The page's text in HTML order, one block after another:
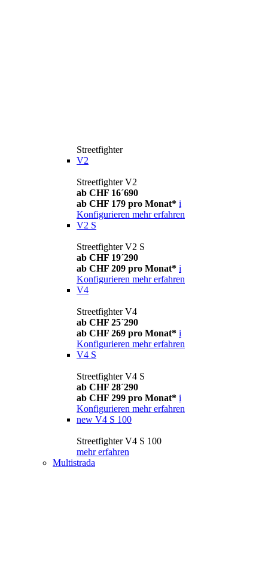
Streetfighter
V2
Streetfighter V2
ab CHF 16´690
ab CHF 179 pro Monat* i
Konfigurieren mehr erfahren
V2 S
Streetfighter V2 S
ab CHF 19´290
ab CHF 209 pro Monat* i
Konfigurieren mehr erfahren
V4
Streetfighter V4
ab CHF 25´290
ab CHF 269 pro Monat* i
Konfigurieren mehr erfahren
V4 S
Streetfighter V4 S
ab CHF 28´290
ab CHF 299 pro Monat* i
Konfigurieren mehr erfahren
new V4 S 100
Streetfighter V4 S 100
mehr erfahren
Multistrada